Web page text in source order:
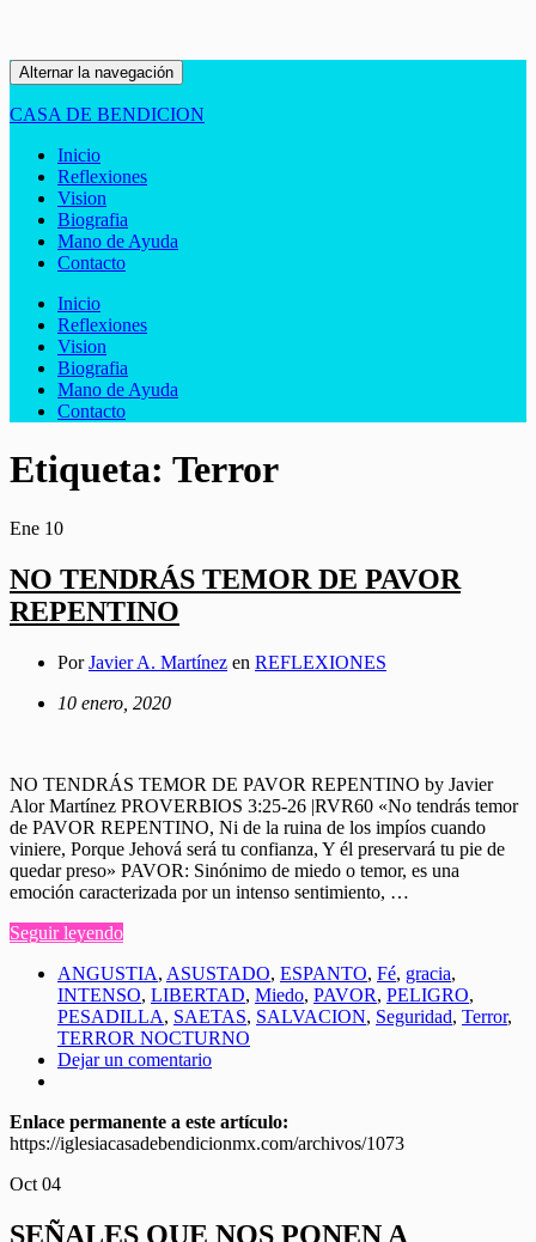
Alternar la navegación
CASA DE BENDICION
Inicio
Reflexiones
Vision
Biografia
Mano de Ayuda
Contacto
Inicio
Reflexiones
Vision
Biografia
Mano de Ayuda
Contacto
Etiqueta: Terror
Ene 10
NO TENDRÁS TEMOR DE PAVOR
REPENTINO
PorJavier A. Martínez en REFLEXIONES
10 enero, 2020
NO TENDRÁS TEMOR DE PAVOR REPENTINO by Javier
Alor Martínez PROVERBIOS 3:25-26 |RVR60 «No tendrás temor
de PAVOR REPENTINO, Ni de la ruina de los impíos cuando
viniere, Porque Jehová será tu confianza, Y él preservará tu pie de
quedar preso» PAVOR: Sinónimo de miedo o temor, es una
emoción caracterizada por un intenso sentimiento, …
Seguir leyendo
ANGUSTIA, ASUSTADO, ESPANTO, Fé, gracia,
INTENSO, LIBERTAD, Miedo, PAVOR, PELIGRO,
PESADILLA, SAETAS, SALVACION, Seguridad, Terror,
TERROR NOCTURNO
Dejar un comentario
Enlace permanente a este artículo:
https://iglesiacasadebendicionmx.com/archivos/1073
Oct 04
SEÑALES QUE NOS PONEN A